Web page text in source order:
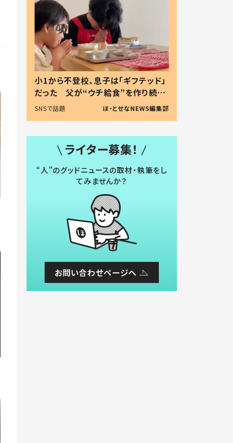
小1から不登校、息子は「ギフテッド」
だった 父が“ウチ給食”を作り続け
る理由とは #令和の親 #令和の子
SNSで話題 ほ・とせなNEWS編集部
ライター募集！
“人”のグッドニュースの取材・執筆をし
てみませんか？
お問い合わせページへ